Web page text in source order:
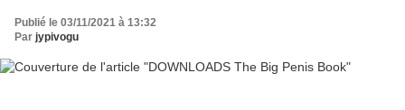
Publié le 03/11/2021 à 13:32
Par jypivogu